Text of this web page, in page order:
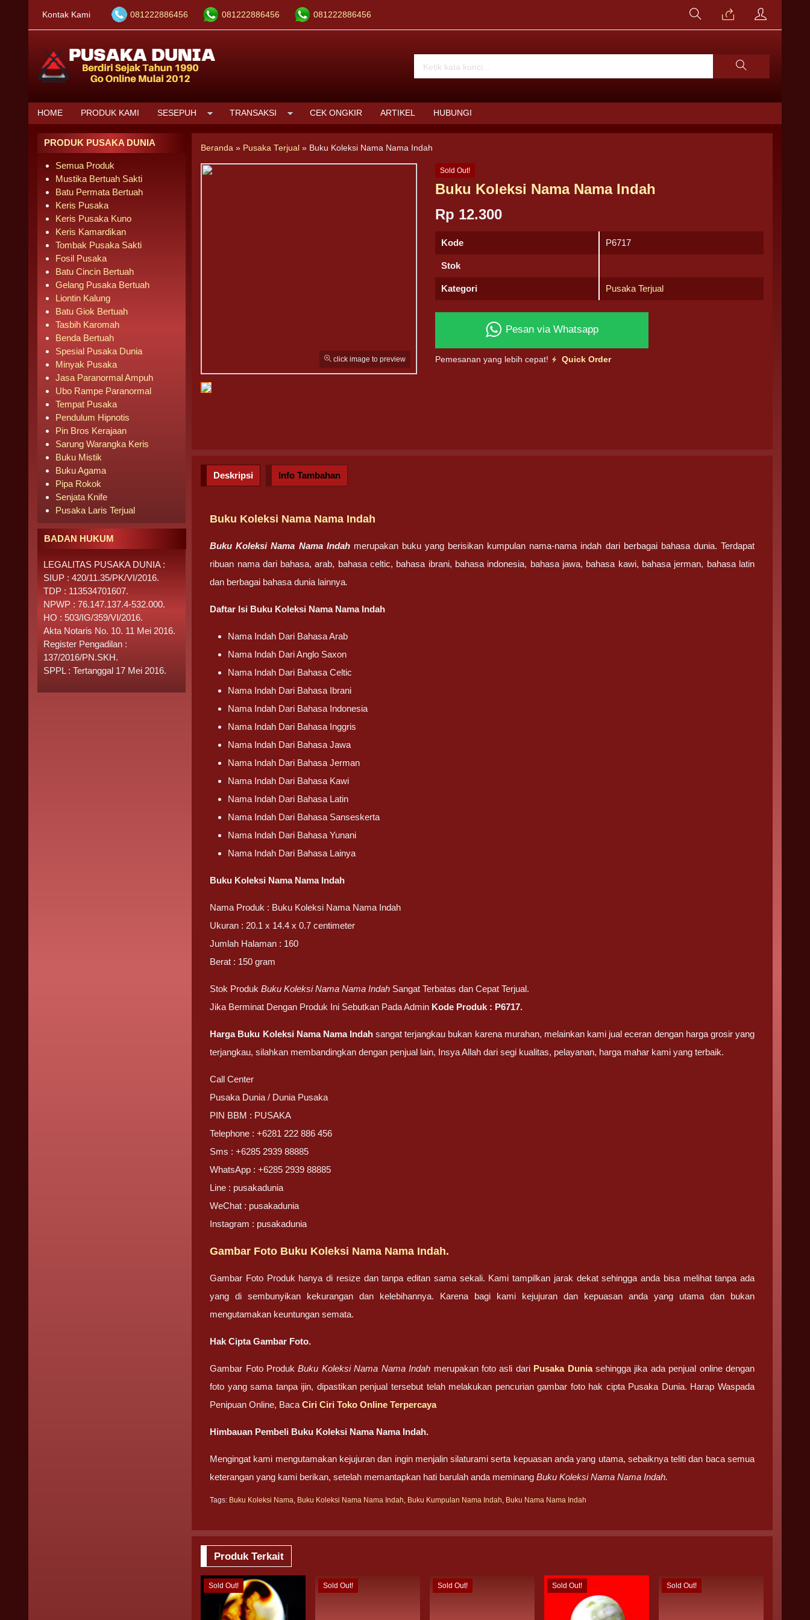
Kontak Kami 081222886456 081222886456 081222886456
HOME PRODUK KAMI SESEPUH TRANSAKSI CEK ONGKIR ARTIKEL HUBUNGI
Beranda » Pusaka Terjual » Buku Koleksi Nama Nama Indah
click image to preview
Sold Out!
Buku Koleksi Nama Nama Indah
Rp 12.300
Kode P6717
Stok
Kategori Pusaka Terjual
Pesan via Whatsapp
Pemesanan yang lebih cepat! Quick Order
Deskripsi Info Tambahan
Buku Koleksi Nama Nama Indah
Buku Koleksi Nama Nama Indah merupakan buku yang berisikan kumpulan nama-nama indah dari berbagai bahasa dunia. Terdapat
ribuan nama dari bahasa, arab, bahasa celtic, bahasa ibrani, bahasa indonesia, bahasa jawa, bahasa kawi, bahasa jerman, bahasa latin
dan berbagai bahasa dunia lainnya.
Daftar Isi Buku Koleksi Nama Nama Indah
Nama Indah Dari Bahasa Arab
Nama Indah Dari Anglo Saxon
Nama Indah Dari Bahasa Celtic
Nama Indah Dari Bahasa Ibrani
Nama Indah Dari Bahasa Indonesia
Nama Indah Dari Bahasa Inggris
Nama Indah Dari Bahasa Jawa
Nama Indah Dari Bahasa Jerman
Nama Indah Dari Bahasa Kawi
Nama Indah Dari Bahasa Latin
Nama Indah Dari Bahasa Sanseskerta
Nama Indah Dari Bahasa Yunani
Nama Indah Dari Bahasa Lainya
Buku Koleksi Nama Nama Indah
Nama Produk : Buku Koleksi Nama Nama Indah
Ukuran : 20.1 x 14.4 x 0.7 centimeter
Jumlah Halaman : 160
Berat : 150 gram
Stok ProdukBuku Koleksi Nama Nama Indah Sangat Terbatas dan Cepat Terjual.
Jika Berminat Dengan Produk Ini Sebutkan Pada Admin Kode Produk : P6717.
Harga Buku Koleksi Nama Nama Indahsangat terjangkau bukan karena murahan, melainkan kami jual eceran dengan harga grosir yang
terjangkau, silahkan membandingkan dengan penjual lain, Insya Allah dari segi kualitas, pelayanan, harga mahar kami yang terbaik.
Call Center
Pusaka Dunia / Dunia Pusaka
PIN BBM : PUSAKA
Telephone : +6281 222 886 456
Sms : +6285 2939 88885
WhatsApp : +6285 2939 88885
Line : pusakadunia
WeChat : pusakadunia
Instagram : pusakadunia
Gambar Foto Buku Koleksi Nama Nama Indah.
Gambar Foto Produk hanya di resize dan tanpa editan sama sekali. Kami tampilkan jarak dekat sehingga anda bisa melihat tanpa ada
yang di sembunyikan kekurangan dan kelebihannya. Karena bagi kami kejujuran dan kepuasan anda yang utama dan bukan
mengutamakan keuntungan semata.
Hak Cipta Gambar Foto.
Gambar Foto ProdukBuku Koleksi Nama Nama Indah merupakan foto asli dari Pusaka Duniasehingga jika ada penjual online dengan
foto yang sama tanpa ijin, dipastikan penjual tersebut telah melakukan pencurian gambar foto hak cipta Pusaka Dunia. Harap Waspada
Penipuan Online, BacaCiri Ciri Toko Online Terpercaya
Himbauan Pembeli Buku Koleksi Nama Nama Indah.
Mengingat kami mengutamakan kejujuran dan ingin menjalin silaturami serta kepuasan anda yang utama, sebaiknya teliti dan baca semua
keterangan yang kami berikan, setelah memantapkan hati barulah anda meminangBuku Koleksi Nama Nama Indah.
Tags: Buku Koleksi Nama, Buku Koleksi Nama Nama Indah, Buku Kumpulan Nama Indah, Buku Nama Nama Indah
Produk Terkait
Sold Out! Sold Out! Sold Out! Sold Out! Sold Out!
PRODUK PUSAKA DUNIA
Semua Produk
Mustika Bertuah Sakti
Batu Permata Bertuah
Keris Pusaka
Keris Pusaka Kuno
Keris Kamardikan
Tombak Pusaka Sakti
Fosil Pusaka
Batu Cincin Bertuah
Gelang Pusaka Bertuah
Liontin Kalung
Batu Giok Bertuah
Tasbih Karomah
Benda Bertuah
Spesial Pusaka Dunia
Minyak Pusaka
Jasa Paranormal Ampuh
Ubo Rampe Paranormal
Tempat Pusaka
Pendulum Hipnotis
Pin Bros Kerajaan
Sarung Warangka Keris
Buku Mistik
Buku Agama
Pipa Rokok
Senjata Knife
Pusaka Laris Terjual
BADAN HUKUM
LEGALITAS PUSAKA DUNIA :
SIUP : 420/11.35/PK/VI/2016.
TDP : 113534701607.
NPWP : 76.147.137.4-532.000.
HO : 503/IG/359/VI/2016.
Akta Notaris No. 10. 11 Mei 2016.
Register Pengadilan :
137/2016/PN.SKH.
SPPL : Tertanggal 17 Mei 2016.